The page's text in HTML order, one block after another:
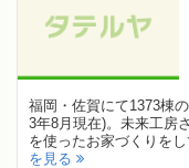
福岡・佐賀にて1373棟
3年8月現在)。未来工房
を使ったお家づくりを
を見る